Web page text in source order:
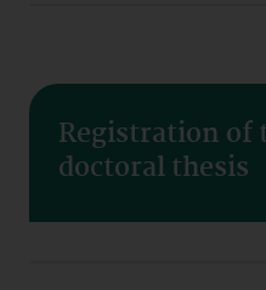
Registration of
doctoral thesis